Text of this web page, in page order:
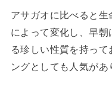
アサガオに比べると
によって変化し、早
る珍しい性質を持っ
ングとしても人気があ